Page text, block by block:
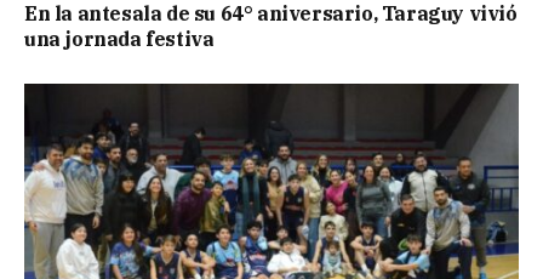
En la antesala de su 64° aniversario, Taraguy vivió
una jornada festiva